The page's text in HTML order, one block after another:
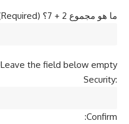
ما هو مجموع 2 + 7؟ (Required)
Leave the field below empty!
Security:
Confirm: